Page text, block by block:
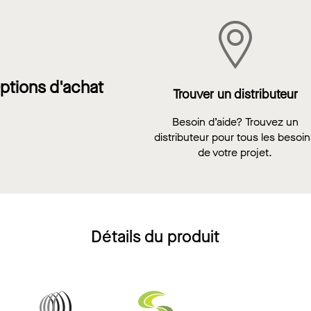
d'achat Trouver un distributeur
Besoin d’aide? Trouvez un
distributeur pour tous les
de votre projet.
Détails du produit